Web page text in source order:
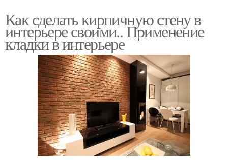
Как сделать кирпичную стену в
интерьере своими.. Применение
кладки в интерьере